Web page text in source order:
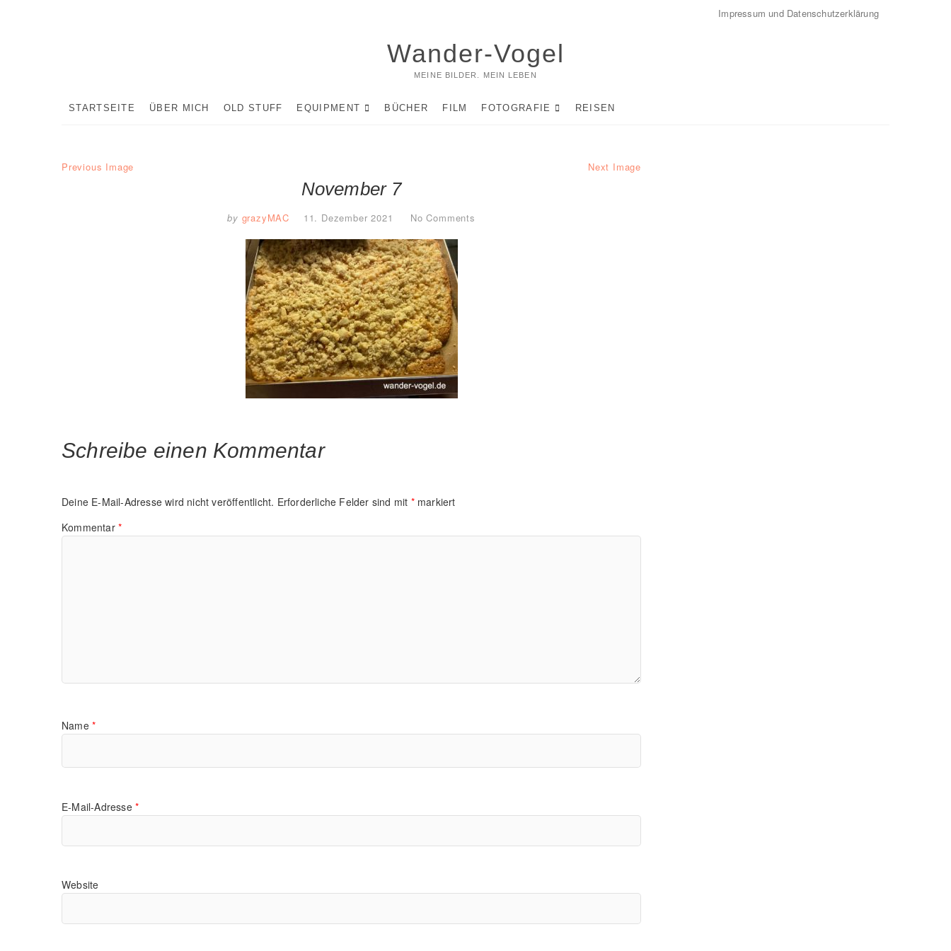
Impressum und Datenschutzerklärung
Wander-Vogel
MEINE BILDER. MEIN LEBEN
STARTSEITE ÜBER MICH OLD STUFF EQUIPMENT BÜCHER FILM FOTOGRAFIE REISEN
Previous Image Next Image
November 7
by grazyMAC 11. Dezember 2021 No Comments
Schreibe einen Kommentar
Deine E-Mail-Adresse wird nicht veröffentlicht. Erforderliche Felder sind mit *markiert
Kommentar *
Name *
E-Mail-Adresse *
Website